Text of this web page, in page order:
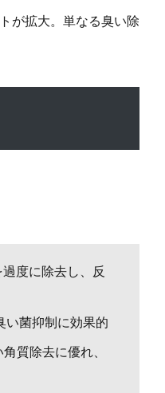
が拡大。単なる臭い除
度に除去し、反
い菌抑制に効果的
質除去に優れ、